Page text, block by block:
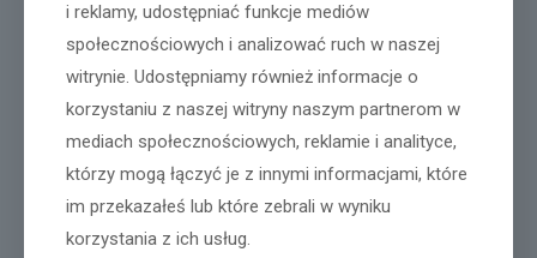
i reklamy, udostępniać funkcje mediów
społecznościowych i analizować ruch w naszej
witrynie. Udostępniamy również informacje o
korzystaniu z naszej witryny naszym partnerom w
mediach społecznościowych, reklamie i analityce,
którzy mogą łączyć je z innymi informacjami, które
im przekazałeś lub które zebrali w wyniku
korzystania z ich usług.